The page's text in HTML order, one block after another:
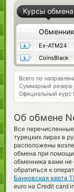
Курсы обмена
Обменник
Ex-ATM24
CoinsBlack
Всего по
Суммарный резерв
Официальный курс
Об обмене
Все
турецких лирах в
расположены
обмена при помощи
обменника вами
обратиться к
Банковская карта
euro на Credit card